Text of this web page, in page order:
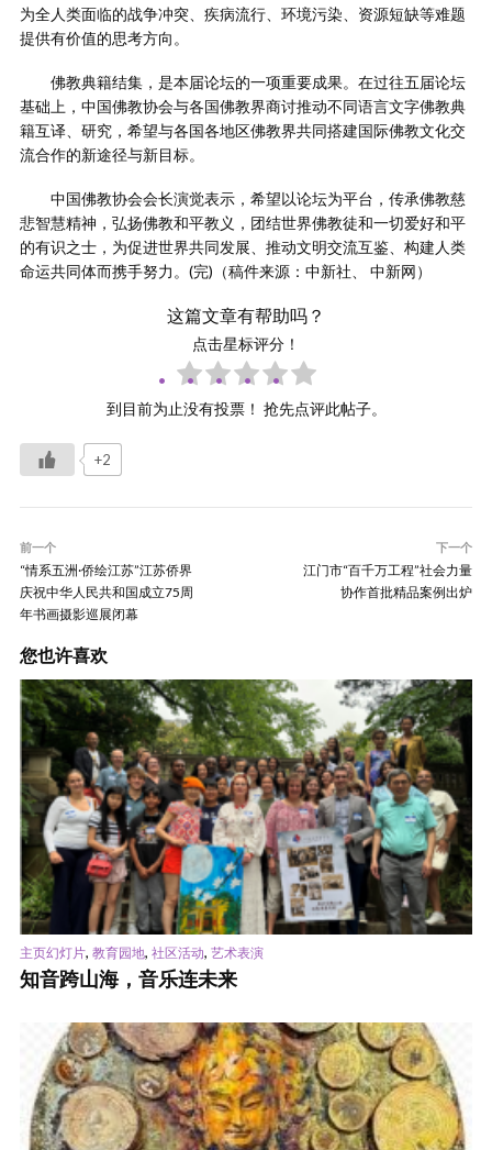
为全人类面临的战争冲突、疾病流行、环境污染、资源短缺等难题
提供有价值的思考方向。
佛教典籍结集，是本届论坛的一项重要成果。在过往五届论坛
基础上，中国佛教协会与各国佛教界商讨推动不同语言文字佛教典
籍互译、研究，希望与各国各地区佛教界共同搭建国际佛教文化交
流合作的新途径与新目标。
中国佛教协会会长演觉表示，希望以论坛为平台，传承佛教慈
悲智慧精神，弘扬佛教和平教义，团结世界佛教徒和一切爱好和平
的有识之士，为促进世界共同发展、推动文明交流互鉴、构建人类
命运共同体而携手努力。(完)（稿件来源：中新社、 中新网）
这篇文章有帮助吗？
点击星标评分！
到目前为止没有投票！ 抢先点评此帖子。
+2
前一个
“情系五洲·侨绘江苏”江苏侨界
庆祝中华人民共和国成立75周
年书画摄影巡展闭幕
下一个
江门市“百千万工程”社会力量
协作首批精品案例出炉
您也许喜欢
主页幻灯片, 教育园地, 社区活动, 艺术表演
知音跨山海，音乐连未来